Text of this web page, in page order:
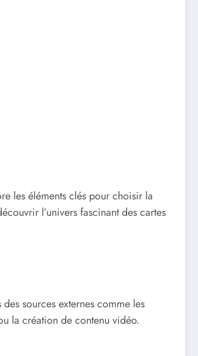
les éléments clés pour choisir la
l’univers fascinant des cartes
sources externes comme les
la création de contenu vidéo.